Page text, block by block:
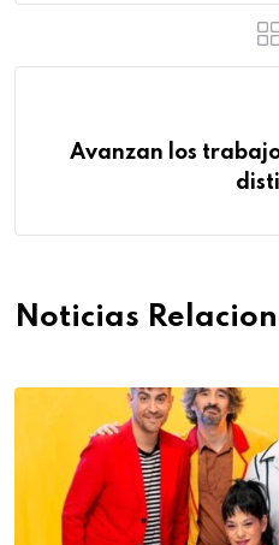
Avanzan los
Noticias